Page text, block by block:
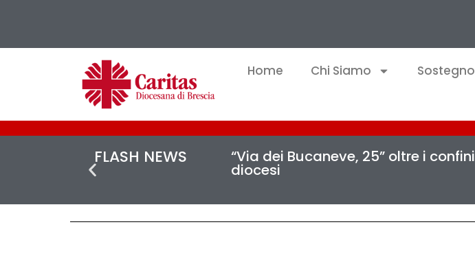
Home Chi Siamo Sostegno
FLASH NEWS “Via dei Bucaneve, 25” oltre i
diocesi